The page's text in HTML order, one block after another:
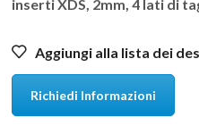
inserti XDS, 2mm, 4 lati di
Aggiungi alla lista dei
Richiedi Informazioni